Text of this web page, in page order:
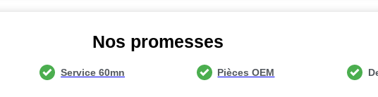
Nos promesses
Service 60mn Pièces OEM